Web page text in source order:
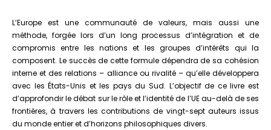
L’Europe est une communauté de valeurs, mais aussi une
méthode, forgée lors d’un long processus d’intégration et de
compromis entre les nations et les groupes d’intérêts qui la
composent. Le succès de cette formule dépendra de sa cohésion
interne et des relations – alliance ou rivalité – qu’elle développera
avec les États-Unis et les pays du Sud. L’objectif de ce livre est
d’approfondir le débat sur le rôle et l’identité de l’UE au-delà de ses
frontières, à travers les contributions de vingt-sept auteurs issus
du monde entier et d’horizons philosophiques divers.